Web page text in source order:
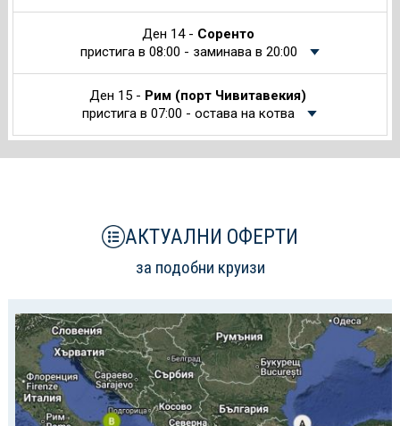
Ден 14 - Соренто
пристига в 08:00 - заминава в 20:00
Ден 15 - Рим (порт Чивитавекия)
пристига в 07:00 - остава на котва
АКТУАЛНИ ОФЕРТИ
за подобни круизи